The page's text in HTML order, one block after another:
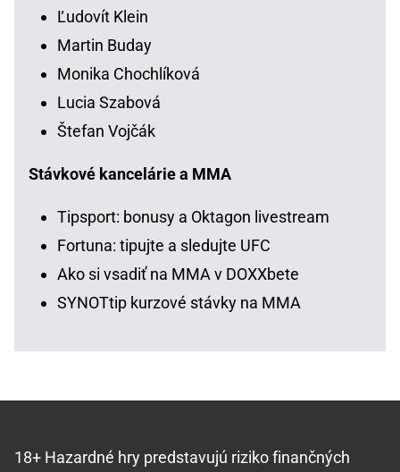
Ľudovít Klein
Martin Buday
Monika Chochlíková
Lucia Szabová
Štefan Vojčák
Stávkové kancelárie a MMA
Tipsport: bonusy a Oktagon livestream
Fortuna: tipujte a sledujte UFC
Ako si vsadiť na MMA v DOXXbete
SYNOTtip kurzové stávky na MMA
18+ Hazardné hry predstavujú riziko finančných